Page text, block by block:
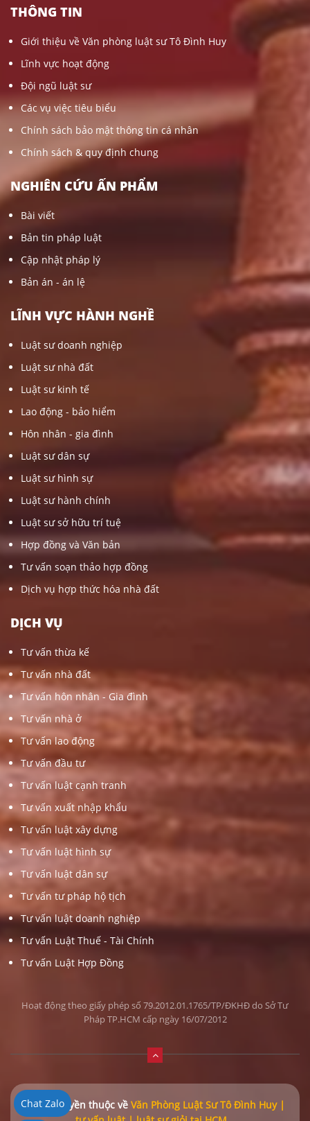
THÔNG TIN
Giới thiệu về Văn phòng luật sư Tô Đình Huy
Lĩnh vực hoạt động
Đội ngũ luật sư
Các vụ việc tiêu biểu
Chính sách bảo mật thông tin cá nhân
Chính sách & quy định chung
NGHIÊN CỨU ẤN PHẨM
Bài viết
Bản tin pháp luật
Cập nhật pháp lý
Bản án - án lệ
LĨNH VỰC HÀNH NGHỀ
Luật sư doanh nghiệp
Luật sư nhà đất
Luật sư kinh tế
Lao động - bảo hiểm
Hôn nhân - gia đình
Luật sư dân sự
Luật sư hình sự
Luật sư hành chính
Luật sư sở hữu trí tuệ
Hợp đồng và Văn bản
Tư vấn soạn thảo hợp đồng
Dịch vụ hợp thức hóa nhà đất
DỊCH VỤ
Tư vấn thừa kế
Tư vấn nhà đất
Tư vấn hôn nhân - Gia đình
Tư vấn nhà ở
Tư vấn lao động
Tư vấn đầu tư
Tư vấn luật cạnh tranh
Tư vấn xuất nhập khẩu
Tư vấn luật xây dựng
Tư vấn luật hình sự
Tư vấn luật dân sự
Tư vấn tư pháp hộ tịch
Tư vấn luật doanh nghiệp
Tư vấn Luật Thuế - Tài Chính
Tư vấn Luật Hợp Đồng
Hoạt động theo giấy phép số 79.2012.01.1765/TP/ĐKHĐ do Sở Tư
Pháp TP.HCM cấp ngày 16/07/2012
© Bản quyền thuộc về Văn Phòng Luật Sư Tô Đình Huy |
Chat Zalo